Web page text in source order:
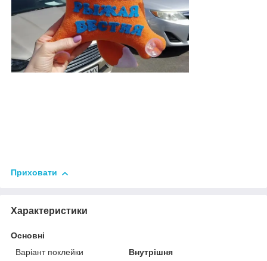
Приховати
Характеристики
Основні
Варіант поклейки
Внутрішня